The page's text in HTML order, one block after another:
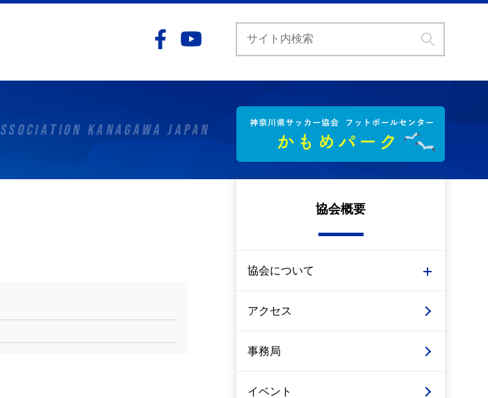
協会概要
協会について
アクセス
事務局
イベント